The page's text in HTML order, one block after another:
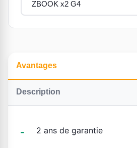
Avantages
Description
2 ans de garantie